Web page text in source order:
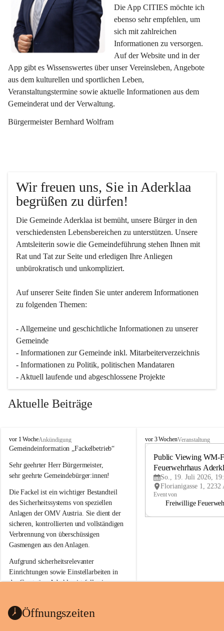
Die App CITIES möchte ich
ebenso sehr empfehlen, um
sich mit zahlreichen
Informationen zu versorgen.
Auf der Website und in der
App gibt es Wissenswertes über unser Vereinsleben, Angebote
aus dem kulturellen und sportlichen Leben,
Veranstaltungstermine sowie aktuelle Informationen aus dem
Gemeinderat und der Verwaltung.
Bürgermeister Bernhard Wolfram
Wir freuen uns, Sie in Aderklaa
begrüßen zu dürfen!
Die Gemeinde Aderklaa ist bemüht, unsere Bürger in den
verschiedensten Lebensbereichen zu unterstützen. Unsere
Amtsleiterin sowie die Gemeindeführung stehen Ihnen mit
Rat und Tat zur Seite und erledigen Ihre Anliegen
unbürokratisch und unkompliziert.
Auf unserer Seite finden Sie un­ter an­de­rem Informationen
zu folgenden Themen:
- Allgemeine und geschichtliche Informationen zu unserer
Gemeinde
- Informationen zur Gemeinde inkl. Mitarbeiterverzeichnis
- Informationen zu Politik, politischen Mandataren
- Aktuell laufende und abgeschlossene Projekte
Aktuelle Beiträge
A
d
r
k
a
a
vor 1 WocheAnkündigung
Gemeindeinformation „Fackelbetrieb“
Sehr geehrter Herr Bürgermeister,
sehr geehrte Gemeindebürger:innen!
Die Fackel ist ein wichtiger Bestandteil
des Sicherheitssystems von speziellen
Anlagen der OMV Austria. Sie dient der
sicheren, kontrollierten und vollständigen
Verbrennung von überschüssigen
Gasmengen aus den Anlagen.
Aufgrund sicherheitsrelevanter
Einrichtungen sowie Einstellarbeiten in
der Gasstation Aderklaa ist fallweise
kommenden Tagen und Wochen wird
A
vor 3 WochenVeranstaltung
Public Viewing WM-
Feuerwehrhaus
So., 19. Juli 2026,
Event von
Freiwillige
Öffnungszeiten